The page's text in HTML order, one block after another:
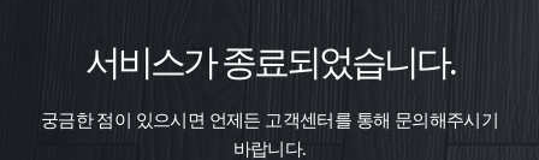
서비스가 종료되었습니다.
궁금한 점이 있으시면 언제든 고객센터를 통해 문의해주시기
바랍니다.